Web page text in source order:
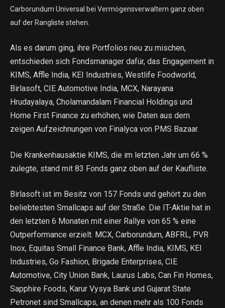
Carborundum Universal bei Vermögensverwaltern ganz oben
auf der Rangliste stehen.
Als es darum ging, ihre Portfolios neu zu mischen,
entschieden sich Fondsmanager dafür, das Engagement in
KIMS, Affle India, KEI Industries, Westlife Foodworld,
Birlasoft, CIE Automotive India, MCX, Narayana
Hrudayalaya, Cholamandalam Financial Holdings und
Home First Finance zu erhöhen, wie Daten aus dem
zeigen Aufzeichnungen von Finalyca von PMS Bazaar.
Die Krankenhausaktie KIMS, die im letzten Jahr um 66 %
zulegte, stand mit 83 Fonds ganz oben auf der Kaufliste.
Birlasoft ist im Besitz von 157 Fonds und gehört zu den
beliebtesten Smallcaps auf der Straße. Die IT-Aktie hat in
den letzten 6 Monaten mit einer Rallye von 65 % eine
Outperformance erzielt. MCX, Carborundum, ABFRL, PVR
Inox, Equitas Small Finance Bank, Affle India, KIMS, KEI
Industries, Go Fashion, Brigade Enterprises, CIE
Automotive, City Union Bank, Laurus Labs, Can Fin Homes,
Sapphire Foods, Karur Vysya Bank und Gujarat State
Petronet sind Smallcaps, an denen mehr als 100 Fonds